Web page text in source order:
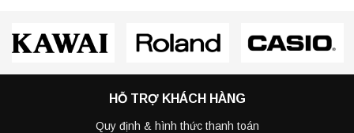
HỖ TRỢ KHÁCH HÀNG
Quy định & hình thức thanh toán